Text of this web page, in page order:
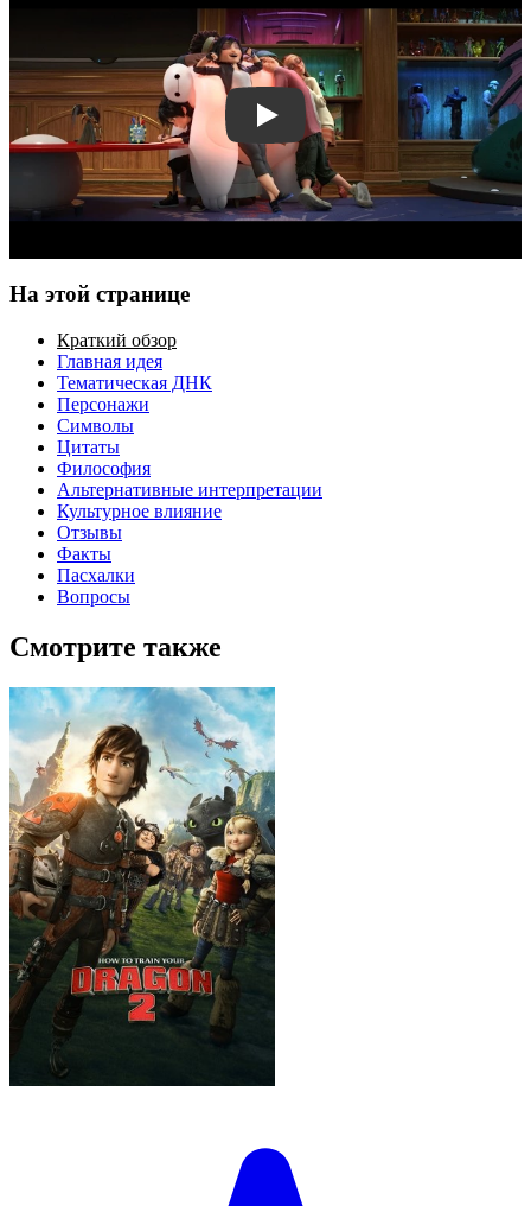
Смотреть трейлер
На этой странице
Краткий обзор
Главная идея
Тематическая ДНК
Персонажи
Символы
Цитаты
Философия
Альтернативные интерпретации
Культурное влияние
Отзывы
Факты
Пасхалки
Вопросы
Смотрите также